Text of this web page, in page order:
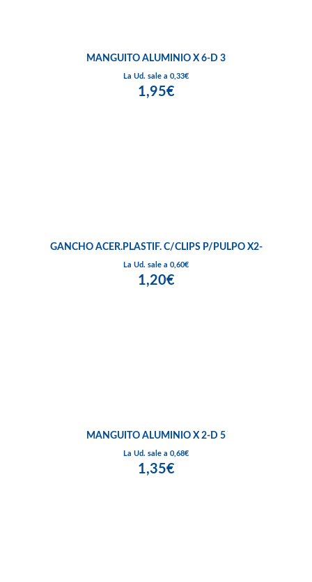
MANGUITO ALUMINIO X 6-D 3
La Ud. sale a 0,33€
1,95€
GANCHO ACER.PLASTIF. C/CLIPS P/PULPO X2-
La Ud. sale a 0,60€
1,20€
MANGUITO ALUMINIO X 2-D 5
La Ud. sale a 0,68€
1,35€